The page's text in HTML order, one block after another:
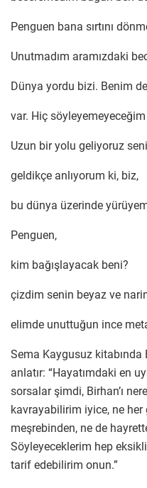
Penguen bana sırtını
Unutmadım aramızdaki
Dünya yordu bizi. Benim
var. Hiç
Uzun bir yolu geliyoruz
geldikçe anlıyorum ki, biz,
bu dünya üzerinde
Penguen,
kim bağışlayacak beni?
çizdim senin beyaz ve
elimde unuttuğun ince
Sema Kaygusuz kitabında
anlatır: “Hayatımdaki en
sorsalar şimdi, Birhan’ı
kavrayabilirim iyice, ne
meşrebinden, ne de
Söyleyeceklerim hep
tarif edebilirim onun.”